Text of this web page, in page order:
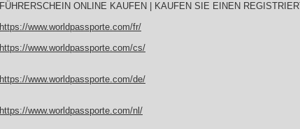
FÜHRERSCHEIN ONLINE KAUFEN | KAUFEN SIE EINEN
https://www.worldpassporte.com/fr/
https://www.worldpassporte.com/cs/
https://www.worldpassporte.com/de/
https://www.worldpassporte.com/nl/